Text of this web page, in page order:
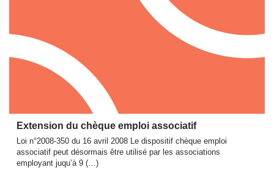
Extension du chèque emploi associatif
Loi n°2008-350 du 16 avril 2008 Le dispositif chèque emploi
associatif peut désormais être utilisé par les associations
employant juqu’à 9 (…)